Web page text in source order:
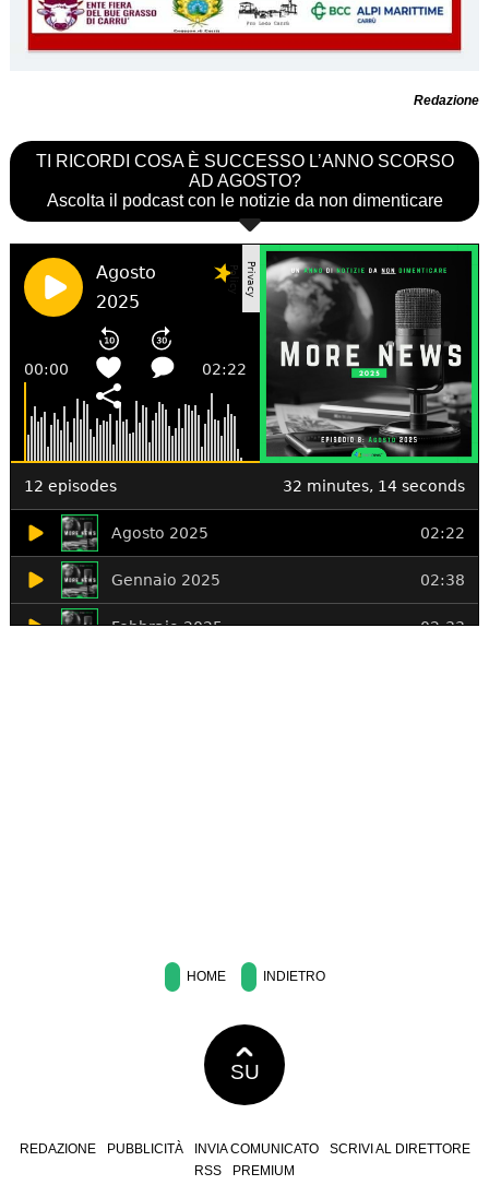
Redazione
TI RICORDI COSA È SUCCESSO L’ANNO SCORSO
AD AGOSTO?
Ascolta il podcast con le notizie da non dimenticare
HOME INDIETRO
SU
REDAZIONE PUBBLICITÀ INVIA COMUNICATO
SCRIVI AL DIRETTORE
RSS
PREMIUM